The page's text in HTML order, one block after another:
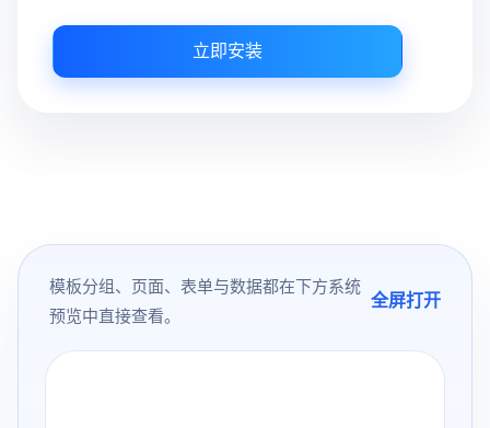
立即安装
模板分组、页面、表单与数据都在下方系统
预览中直接查看。
全屏打开